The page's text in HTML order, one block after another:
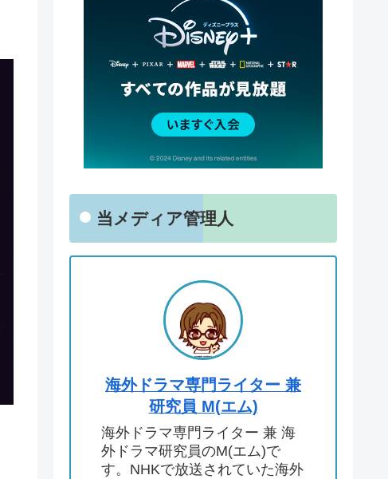
当メディア管理人
海外ドラマ専門ライター 兼
研究員 M(エム)
海外ドラマ専門ライター 兼 海
外ドラマ研究員のM(エム)で
す。NHKで放送されていた海外